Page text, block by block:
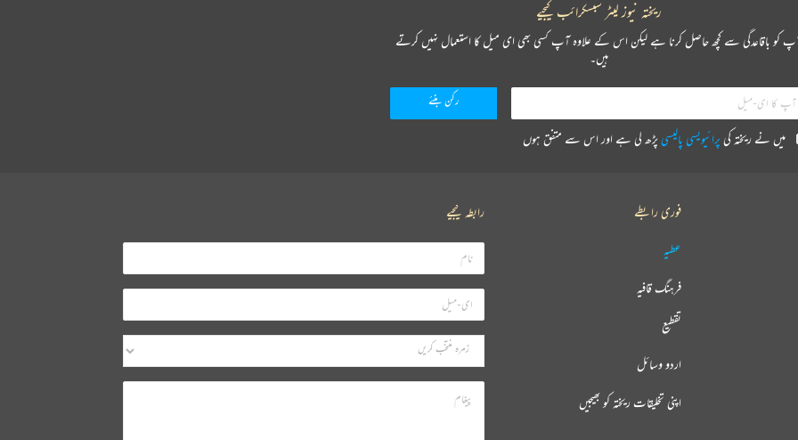
ریختہ نیوز لیٹر سبسکرائب کیجیے
کو باقاعدگی سے کچھ حاصل کرنا ہے لیکن اس کے علاوہ آپ کسی بھی ای میل کا استعمال نہیں کرتے
ہیں۔
میں نے ریختہ کی پرائیویسی پالیسی پڑھ لی ہے اور اس سے متفق ہوں
فوری رابطے
عطیہ
فرہنگ قافیہ
تقطیع
اردو وسائل
اپنی تخلیقات ریختہ کو بھیجیں
رابطہ کیجیے